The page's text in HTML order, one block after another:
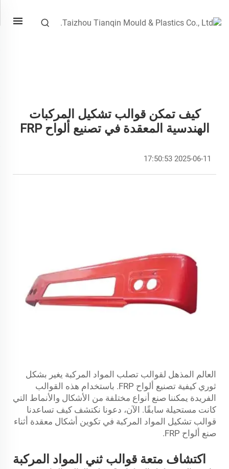
كيف تمكن قوالب تشكيل المركبات
الهندسية المعقدة في تصنيع ألواح FRP
2025-06-11 17:50:53
العالم المذهل لقوالب تصلب المواد المركبة يغير بشكل
ثوري كيفية تصنيع ألواح FRP. باستخدام هذه القوالب
الفريدة يمكننا صنع أنواع مختلفة من الأشكال والأنماط التي
كانت مستحيلة سابقًا. الآن، دعونا نكتشف كيف تساعدنا
قوالب تشكيل المواد المركبة في تكوين أشكال معقدة أثناء
صنع ألواح FRP.
اكتشاف متعة قوالب ثني المواد المركبة